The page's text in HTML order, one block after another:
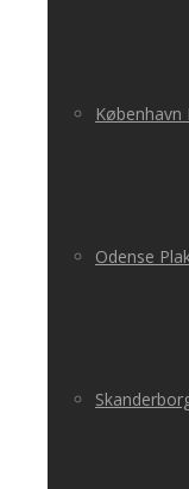
København
Odense